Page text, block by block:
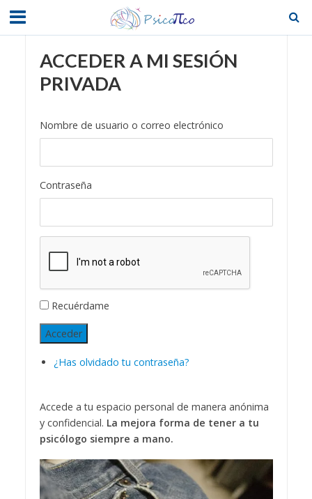
ACCEDER A MI SESIÓN
PRIVADA
Nombre de usuario o correo electrónico
Contraseña
Recuérdame
Acceder
¿Has olvidado tu contraseña?
Accede a tu espacio personal de manera anónima
y confidencial. La mejora forma de tener a tu
psicólogo siempre a mano.